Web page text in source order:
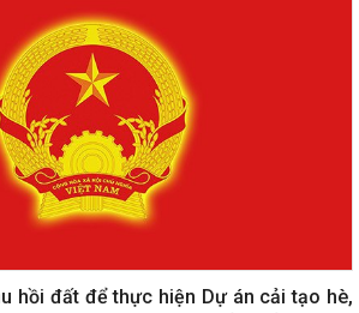
hồi đất để thực hiện Dự án cải tạo hè,